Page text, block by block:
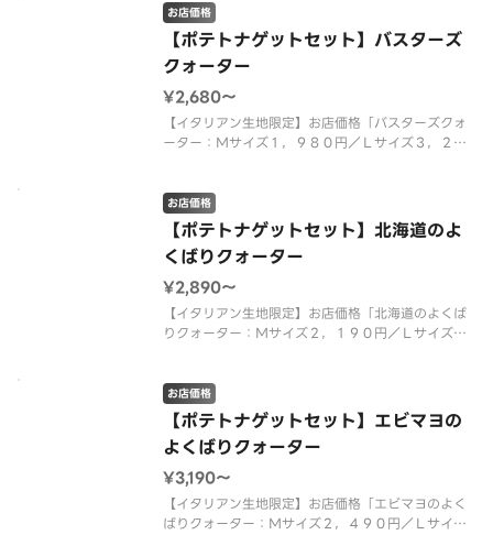
ソース＞ ガーリックグリルビーフ・ダイスオニオ
ン・大海老・特製ガーリックソー
【ポテトナゲットセット】バスターズ
クォーター
お店価格
¥2,680〜
【イタリアン生地限定】お店価格「バスターズクォ
ーター：Ｍサイズ１，９８０円／Ｌサイズ３，２４
４個入（マスタードソース）：３００円」を組み合
わせた特別なセット商品です。
【ポテトナゲットセット】北海道のよ
くばりクォーター
お店価格
¥2,890〜
【イタリアン生地限定】お店価格「北海道のよくば
りクォーター：Ｍサイズ２，１９０円／Ｌサイズ
ナゲット４個入（マスタードソース）：３００円」
を組み合わせた特別なセット商品で
【ポテトナゲットセット】エビマヨの
よくばりクォーター
お店価格
¥3,190〜
【イタリアン生地限定】お店価格「エビマヨのよく
ばりクォーター：Ｍサイズ２，４９０円／Ｌサイズ